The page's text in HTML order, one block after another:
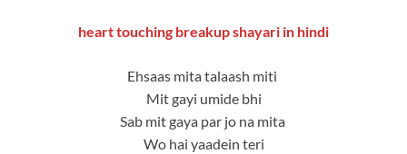
heart touching breakup shayari in hindi
Ehsaas mita talaash miti
Mit gayi umide bhi
Sab mit gaya par jo na mita
Wo hai yaadein teri